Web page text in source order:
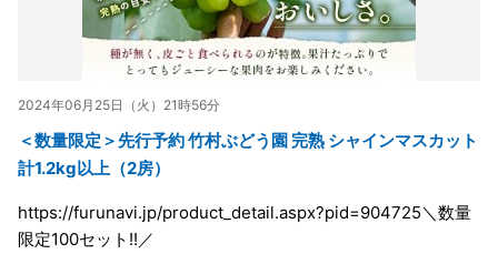
2024年06月25日（火）21時56分
＜数量限定＞先行予約 竹村ぶどう園 完熟 シャインマスカット
計1.2kg以上（2房）
https://furunavi.jp/product_detail.aspx?pid=904725＼数量
限定100セット!!／